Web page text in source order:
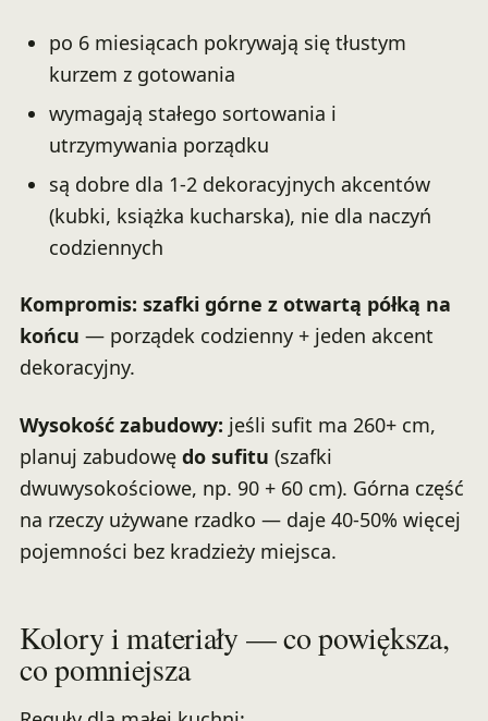
po 6 miesiącach pokrywają się tłustym
kurzem z gotowania
wymagają stałego sortowania i
utrzymywania porządku
są dobre dla 1-2 dekoracyjnych akcentów
(kubki, książka kucharska), nie dla naczyń
codziennych
Kompromis: szafki górne z otwartą półką na
końcu — porządek codzienny + jeden akcent
dekoracyjny.
Wysokość zabudowy: jeśli sufit ma 260+ cm,
planuj zabudowę do sufitu (szafki
dwuwysokościowe, np. 90 + 60 cm). Górna część
na rzeczy używane rzadko — daje 40-50% więcej
pojemności bez kradzieży miejsca.
Kolory i materiały — co powiększa,
co pomniejsza